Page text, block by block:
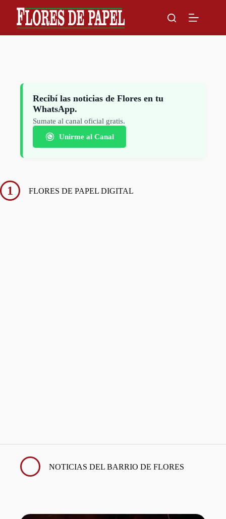
content
Recibí las noticias de Flores en tu
WhatsApp.
Sumate al canal oficial gratis.
Unirme al Canal
1 FLORES DE PAPEL DIGITAL
NOTICIAS DEL BARRIO DE FLORES